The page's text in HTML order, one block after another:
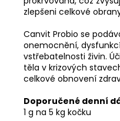
zlepšeni celkové
Canvit Probio se
onemocnění,
vstřebatelnosti živin.
těla v krizových
celkové obnovení
Doporučené denní
1 g na 5 kg kočku